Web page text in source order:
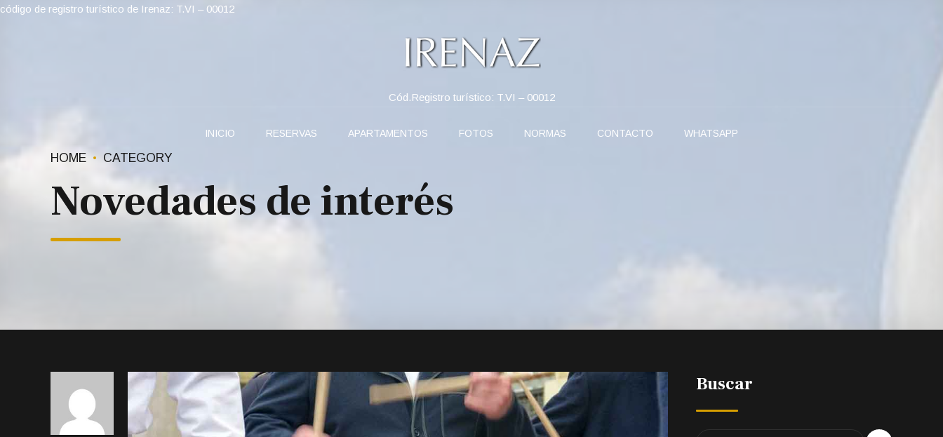
código de registro turístico de Irenaz: T.VI – 00012
Cód.Registro turístico: T.VI – 00012
INICIO RESERVAS APARTAMENTOS FOTOS NORMAS CONTACTO WHATSAPP
HOME CATEGORY
Novedades de interés
Buscar